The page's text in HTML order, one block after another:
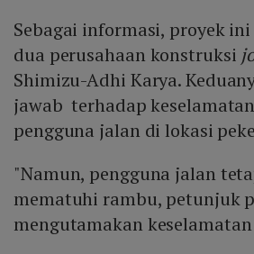
Sebagai informasi, proyek
dua perusahaan konstruksi
Shimizu-Adhi Karya.
jawab terhadap
pengguna jalan di lokasi
"Namun, pengguna jalan
mematuhi rambu, petunjuk
mengutamakan